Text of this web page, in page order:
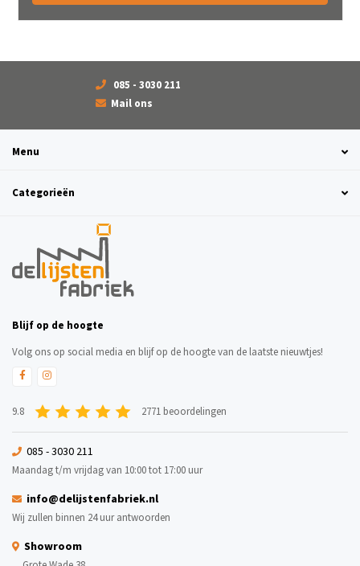
085 - 3030 211
Mail ons
Menu
Categorieën
Blijf op de hoogte
Volg ons op social media en blijf op de hoogte van de laatste nieuwtjes!
9.8 2771 beoordelingen
085 - 3030 211
Maandag t/m vrijdag van 10:00 tot 17:00 uur
info@delijstenfabriek.nl
Wij zullen binnen 24 uur antwoorden
Showroom